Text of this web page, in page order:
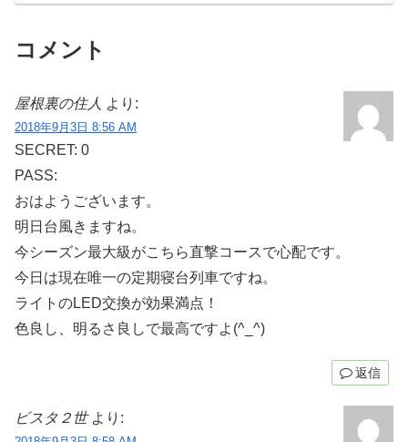
コメント
屋根裏の住人 より:
2018年9月3日 8:56 AM
SECRET: 0
PASS:
おはようございます。
明日台風きますね。
今シーズン最大級がこちら直撃コースで心配です。
今日は現在唯一の定期寝台列車ですね。
ライトのLED交換が効果満点！
色良し、明るさ良しで最高ですよ(^_^)
返信
ビスタ２世 より: